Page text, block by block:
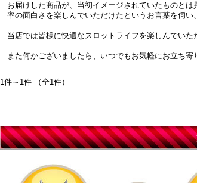
お届けした商品が、当初イメージされていたものと
率の面白さを楽しんでいただけたというお言葉を伺い
当店では皆様に快適なスロットライフを楽しんでい
また何かございましたら、いつでもお気軽にお立ち
1件～1件 （全1件）